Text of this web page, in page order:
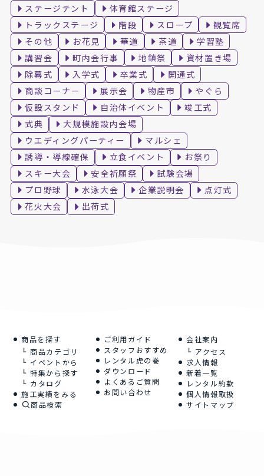
ステージテント
体育館ステージ
トラックステージ
階段 スロープ
観覧席
その他
お花見 華道 茶道
学習塾
講習会
町内会行事 地鎮祭
資材置き場
除幕式
入学式 卒業式
開通式
商談コーナー
展示会 物産市
やぐら
仮設スタンド
自治体イベント
竣工式
式典
大規模施設内会場
ウエディングパーティー
マルシェ
誘導・導線確保
立食イベント
お祭り
スキー大会
安全祈願祭
試験会場
プロ野球
水泳大会 企業説明会
点灯式
花火大会
出荷式
商品を探す
商品カテゴリ
イベントから
特集から探す
カタログ
施工実績をみる
商品検索
ご利用ガイド
スタッフおすすめ
レンタル虎の巻
ダウンロード
よくあるご質問
お問い合わせ
会社案内
アクセス
求人情報
新着一覧
レンタル約款
個人情報取扱
サイトマップ